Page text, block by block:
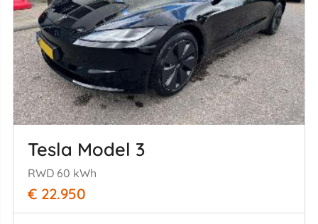
Tesla Model 3
RWD 60 kWh
€ 22.950